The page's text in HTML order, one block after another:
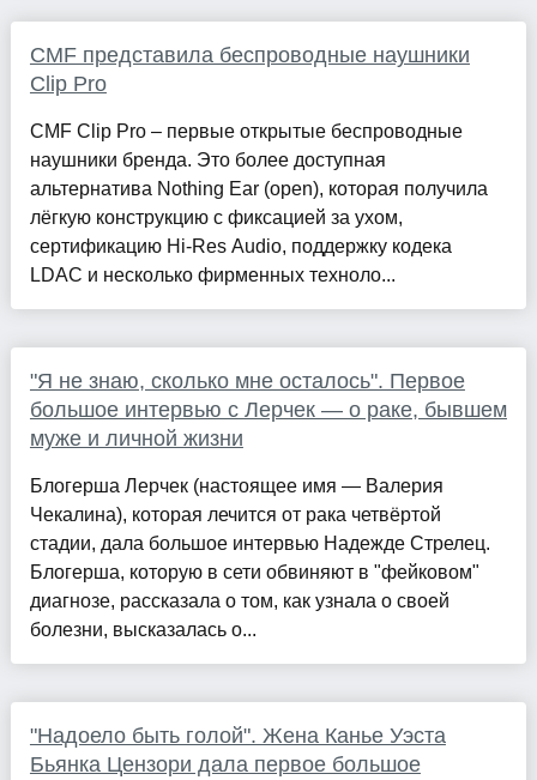
CMF представила беспроводные наушники
Clip Pro
CMF Clip Pro – первые открытые беспроводные
наушники бренда. Это более доступная
альтернатива Nothing Ear (open), которая получила
лёгкую конструкцию с фиксацией за ухом,
сертификацию Hi-Res Audio, поддержку кодека
LDAC и несколько фирменных техноло...
"Я не знаю, сколько мне осталось". Первое
большое интервью с Лерчек — о раке, бывшем
муже и личной жизни
Блогерша Лерчек (настоящее имя — Валерия
Чекалина), которая лечится от рака четвёртой
стадии, дала большое интервью Надежде Стрелец.
Блогерша, которую в сети обвиняют в "фейковом"
диагнозе, рассказала о том, как узнала о своей
болезни, высказалась о...
"Надоело быть голой". Жена Канье Уэста
Бьянка Цензори дала первое большое